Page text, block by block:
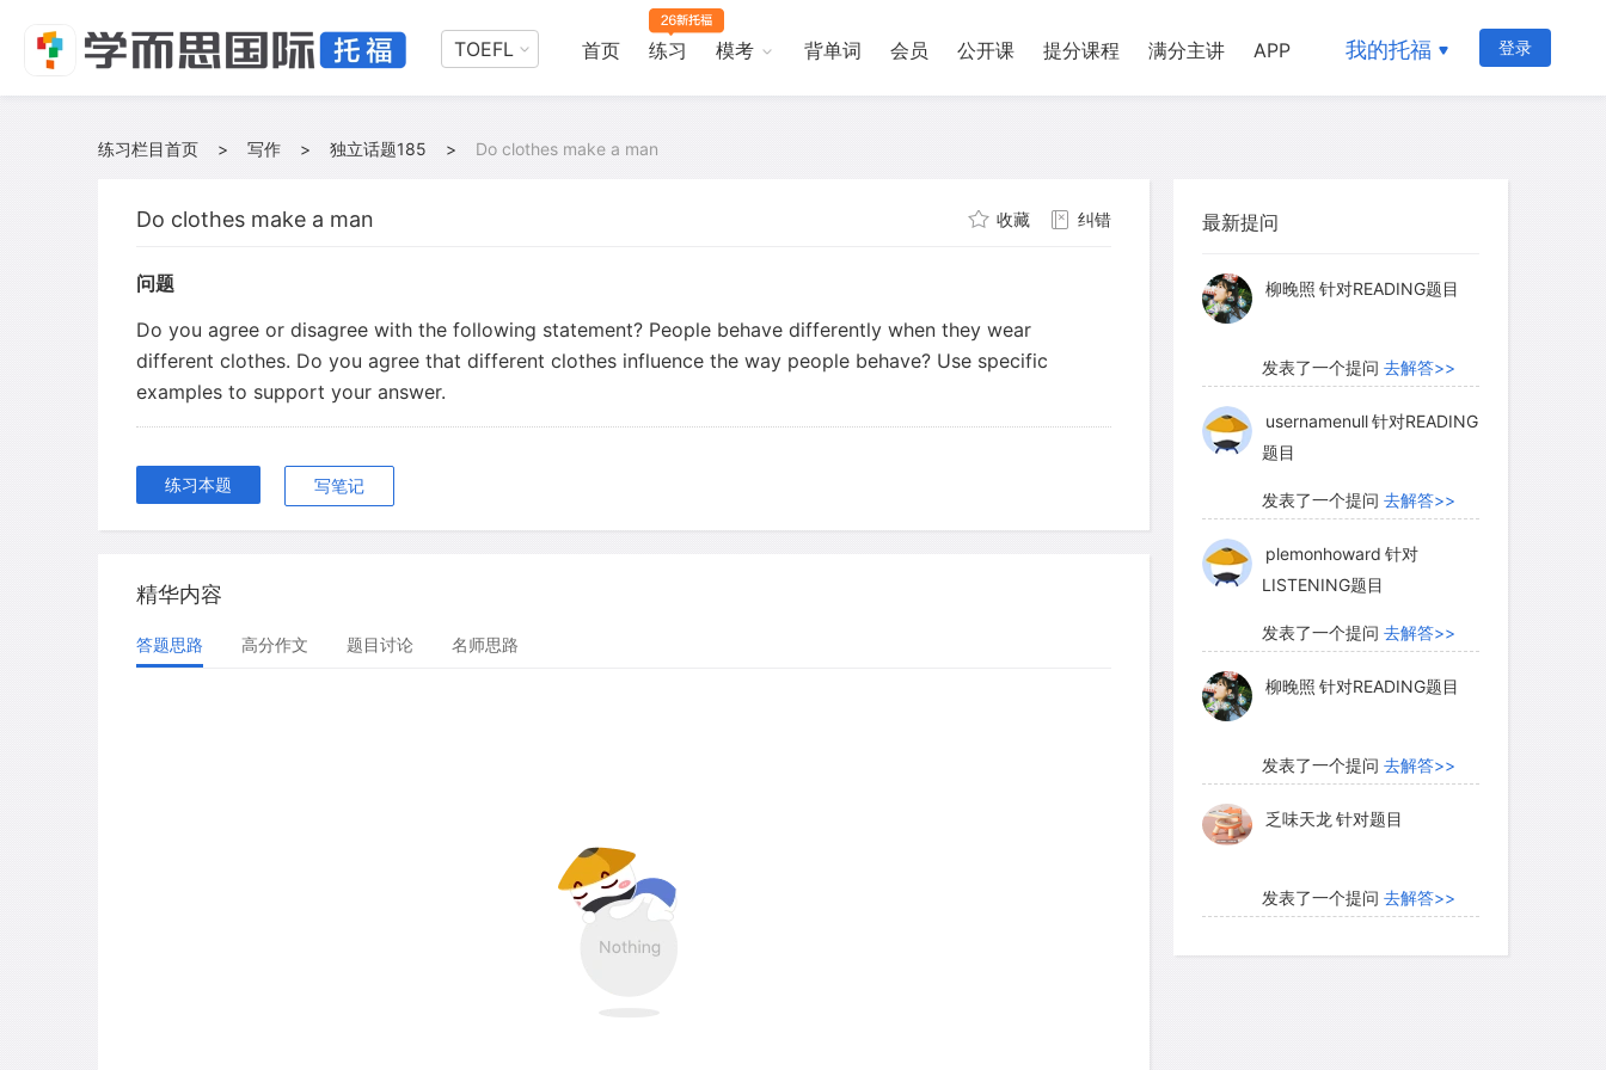
TOEFL 首页 练习 模考 背单词 会员 公开课 提分课程 满分主讲 APP 我的托福 登录
练习栏目首页 > 写作 > 独立话题185 > Do clothes make a man
Do clothes make a man 收藏 纠错
问题
Do you agree or disagree with the following statement? People behave differently when they wear
different clothes. Do you agree that different clothes influence the way people behave? Use specific
examples to support your answer.
练习本题 写笔记
精华内容
答题思路 高分作文 题目讨论 名师思路
最新提问
发表了一个提问
柳晚照 针对READING题目
发表了一个提问 去解答>>
usernamenull针对READING
题目
发表了一个提问 去解答>>
plemonhoward 针对
LISTENING题目
发表了一个提问 去解答>>
柳晚照 针对READING题目
发表了一个提问 去解答>>
乏味天龙 针对题目
发表了一个提问 去解答>>
内测账号萌萌新102 针对题